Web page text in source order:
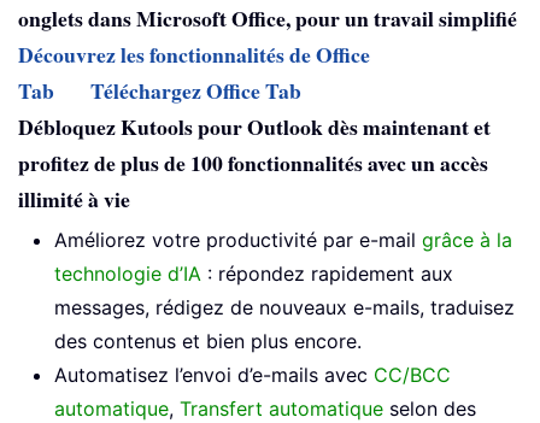
onglets dans Microsoft Office, pour un travail simplifié
Découvrez les fonctionnalités de Office
Tab
Téléchargez Office Tab
Débloquez Kutools pour Outlook dès maintenant et
profitez de plus de 100 fonctionnalités avec un accès
illimité à vie
Améliorez votre productivité par e-mail grâce à la
technologie d’IA : répondez rapidement aux
messages, rédigez de nouveaux e-mails, traduisez
des contenus et bien plus encore.
Automatisez l’envoi d’e-mails avec CC/BCC
automatique, Transfert automatique selon des